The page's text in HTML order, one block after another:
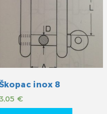
inox 8
€